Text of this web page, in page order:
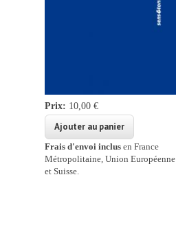
Prix: 10,00 €
Frais d'envoi inclus en France
Métropolitaine, Union Européenne
et Suisse.